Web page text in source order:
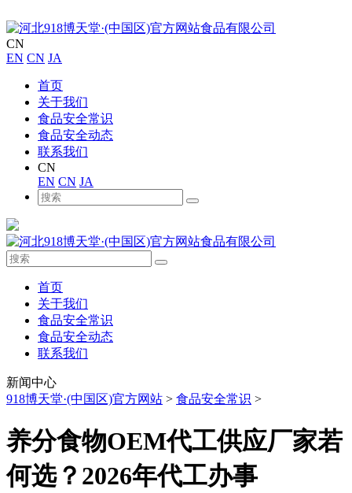
CN
EN CN JA
首页
关于我们
食品安全常识
食品安全动态
联系我们
CN
EN CN JA
首页
关于我们
食品安全常识
食品安全动态
联系我们
新闻中心
918博天堂·(中国区)官方网站 > 食品安全常识 >
养分食物OEM代工供应厂家若
何选？2026年代工办事